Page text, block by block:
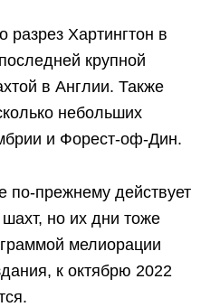
разрез Хартингтон в
крупной
в Англии. Также
небольших
и Форест-оф-Дин.
по-прежнему действует
но их дни тоже
мелиорации
к октябрю 2022